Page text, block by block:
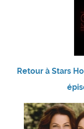
Retour à Stars